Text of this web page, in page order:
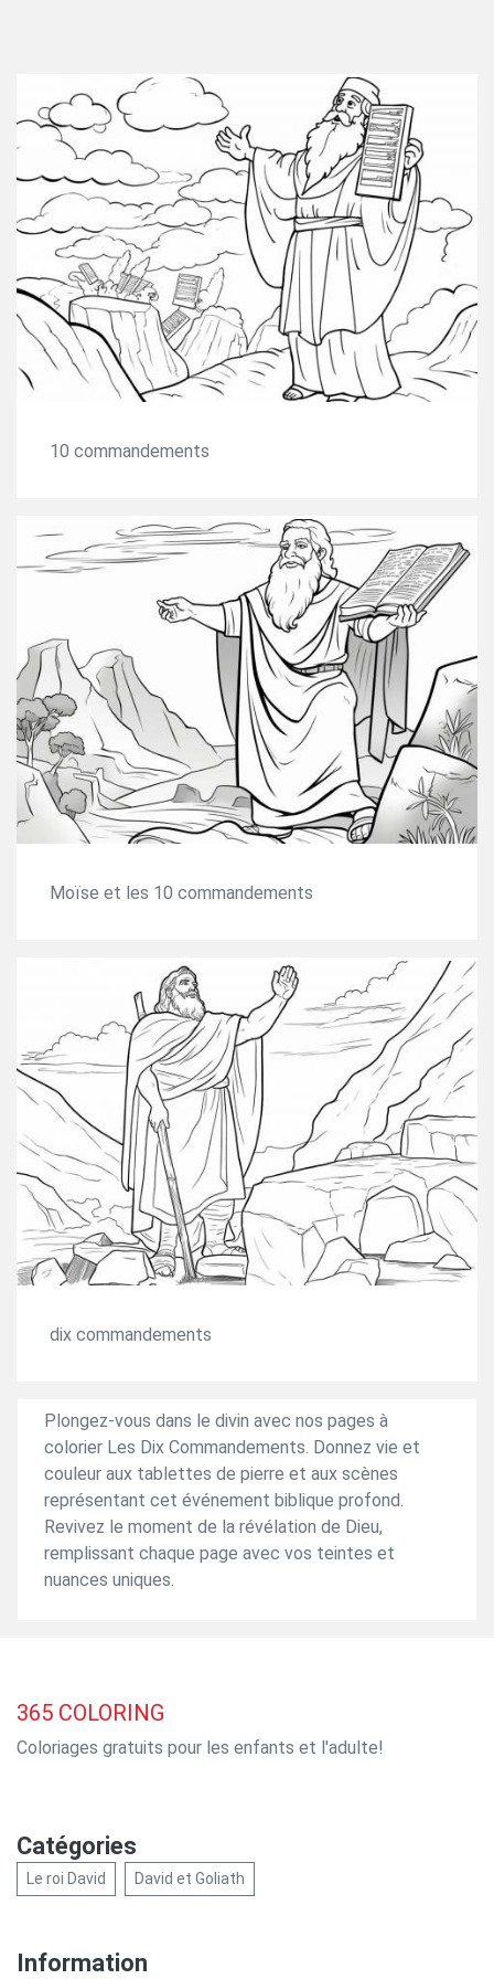
10 commandements
Moïse et les 10 commandements
dix commandements
Plongez-vous dans le divin avec nos pages à
colorier Les Dix Commandements. Donnez vie et
couleur aux tablettes de pierre et aux scènes
représentant cet événement biblique profond.
Revivez le moment de la révélation de Dieu,
remplissant chaque page avec vos teintes et
nuances uniques.
365 COLORING
Coloriages gratuits pour les enfants et l'adulte!
Catégories
Le roi David David et Goliath
Information